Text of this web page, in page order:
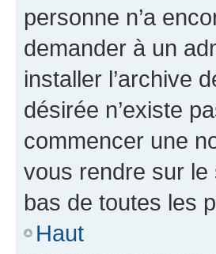
personne n’a
demander à un
installer l’archive
désirée n’existe
commencer une
vous rendre sur le
bas de toutes les
Haut